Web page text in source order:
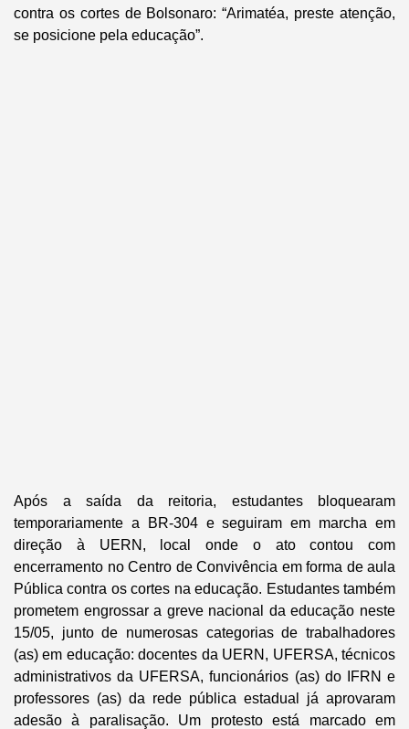
contra os cortes de Bolsonaro: “Arimatéa, preste atenção,
se posicione pela educação”.
Após a saída da reitoria, estudantes bloquearam
temporariamente a BR-304 e seguiram em marcha em
direção à UERN, local onde o ato contou com
encerramento no Centro de Convivência em forma de aula
Pública contra os cortes na educação. Estudantes também
prometem engrossar a greve nacional da educação neste
15/05, junto de numerosas categorias de trabalhadores
(as) em educação: docentes da UERN, UFERSA, técnicos
administrativos da UFERSA, funcionários (as) do IFRN e
professores (as) da rede pública estadual já aprovaram
adesão à paralisação. Um protesto está marcado em